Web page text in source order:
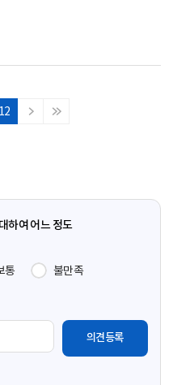
12
다
마
하여 어느 정도
통
불만족